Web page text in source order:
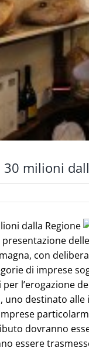
30 milioni
dalla Regione
con
di imprese
l’erogazione
uno destinato
dovranno
essere